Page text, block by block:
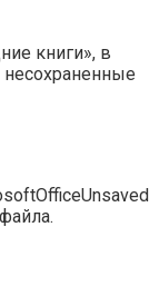
книги», в
несохраненные